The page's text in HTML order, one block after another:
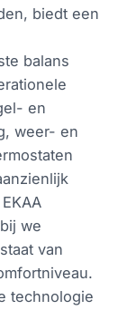
biedt een
balans
en
weer- en
we
van
technologie